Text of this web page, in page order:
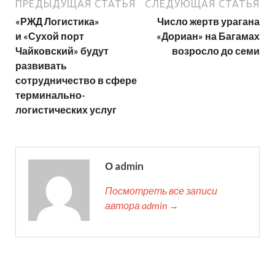
ПРЕДЫДУЩАЯ СТАТЬЯ
«РЖД Логистика»
и «Сухой порт
Чайковский» будут
развивать
сотрудничество в сфере
терминально-
логистических услуг
СЛЕДУЮЩАЯ СТАТЬЯ
Число жертв урагана
«Дориан» на Багамах
возросло до семи
О admin
Посмотреть все записи
автора admin →